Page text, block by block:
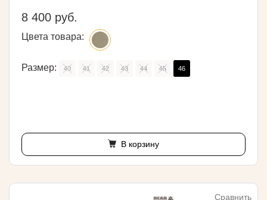
8 400 руб.
Цвета товара:
Размер: 40 41 42 43 44 45 46
В корзину
Сравнить